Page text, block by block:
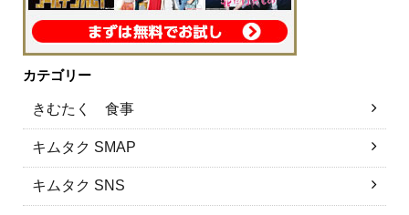
カテゴリー
きむたく 食事
キムタク SMAP
キムタク SNS